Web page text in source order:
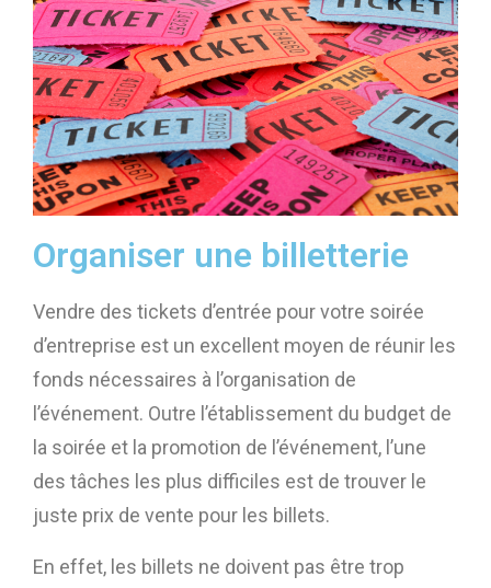
Organiser une billetterie
Vendre des tickets d’entrée pour votre soirée
d’entreprise est un excellent moyen de réunir les
fonds nécessaires à l’organisation de
l’événement. Outre l’établissement du budget de
la soirée et la promotion de l’événement, l’une
des tâches les plus difficiles est de trouver le
juste prix de vente pour les billets.
En effet, les billets ne doivent pas être trop